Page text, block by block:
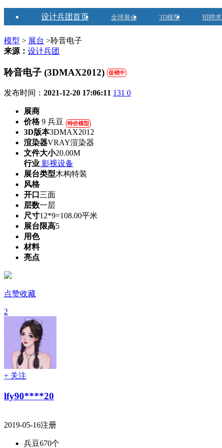
设计兵团首页 全球展会 3D模型 招聘
模型 > 展台 >聆音电子
来源： 设计兵团
聆音电子 (3DMAX2012) 促销中
发布时间： 2021-12-20 17:06:11 131 0
展商
价格9 兵豆 特价模型
3D版本3DMAX2012
渲染器VRAY渲染器
文件大小20.00M
行业 影视设备
展台类型木构特装
风格
开口 三面
层数一层
尺寸12*9=108.00平米
展台限高5
用色
材料
亮点
点赞收藏
2
+ 关注
lfy90****20
2019-05-16注册
兵豆670个